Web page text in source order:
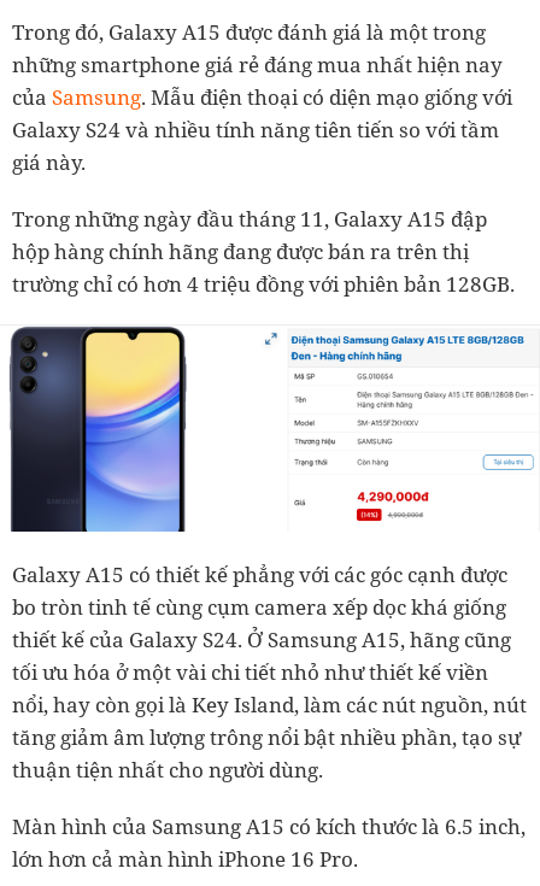
Trong đó, Galaxy A15 được đánh giá là một trong
những smartphone giá rẻ đáng mua nhất hiện nay
của Samsung. Mẫu điện thoại có diện mạo giống với
Galaxy S24 và nhiều tính năng tiên tiến so với tầm
giá này.
Trong những ngày đầu tháng 11, Galaxy A15 đập
hộp hàng chính hãng đang được bán ra trên thị
trường chỉ có hơn 4 triệu đồng với phiên bản 128GB.
Galaxy A15 có thiết kế phẳng với các góc cạnh được
bo tròn tinh tế cùng cụm camera xếp dọc khá giống
thiết kế của Galaxy S24. Ở Samsung A15, hãng cũng
tối ưu hóa ở một vài chi tiết nhỏ như thiết kế viền
nổi, hay còn gọi là Key Island, làm các nút nguồn, nút
tăng giảm âm lượng trông nổi bật nhiều phần, tạo sự
thuận tiện nhất cho người dùng.
Màn hình của Samsung A15 có kích thước là 6.5 inch,
lớn hơn cả màn hình iPhone 16 Pro.